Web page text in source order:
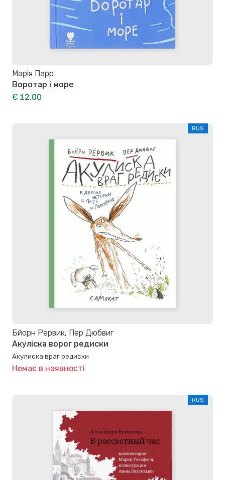
Марія Парр
Воротар і море
€ 12,00
RUS
Бйорн Рервик, Пер Дюбвиг
Акуліска ворог редиски
Акулиска враг редиски
Немає в наявності
RUS